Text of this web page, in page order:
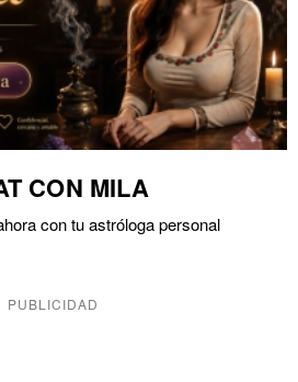
CON MILA
con tu astróloga personal